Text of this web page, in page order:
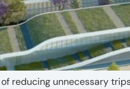
reducing unnecessary